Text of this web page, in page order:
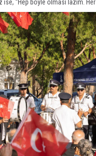
ise, “Hep böyle olması lazım.